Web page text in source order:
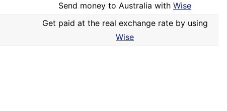
Send money to Australia with Wise
Get paid at the real exchange rate by using
Wise